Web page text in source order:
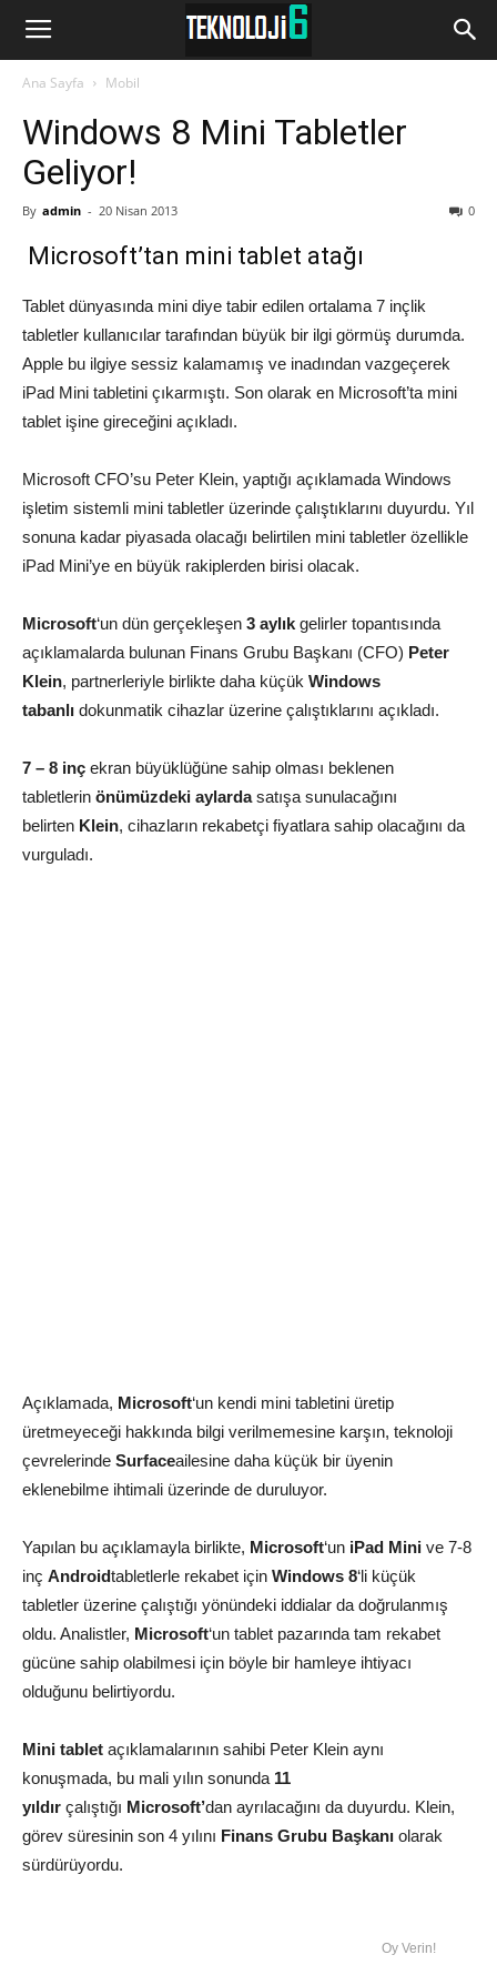
www.Teknoloji6.com
Ana Sayfa Mobil
Windows 8 Mini Tabletler
Geliyor!
By admin - 20 Nisan 2013 0
Microsoft’tan mini tablet atağı
Tablet dünyasında mini diye tabir edilen ortalama 7 inçlik
tabletler kullanıcılar tarafından büyük bir ilgi görmüş durumda.
Apple bu ilgiye sessiz kalamamış ve inadından vazgeçerek
iPad Mini tabletini çıkarmıştı. Son olarak en Microsoft’ta mini
tablet işine gireceğini açıkladı.
Microsoft CFO’su Peter Klein, yaptığı açıklamada Windows
işletim sistemli mini tabletler üzerinde çalıştıklarını duyurdu. Yıl
sonuna kadar piyasada olacağı belirtilen mini tabletler özellikle
iPad Mini’ye en büyük rakiplerden birisi olacak.
Microsoft‘un dün gerçekleşen 3 aylık gelirler topantısında
açıklamalarda bulunan Finans Grubu Başkanı (CFO) Peter
Klein, partnerleriyle birlikte daha küçük Windows
tabanlı dokunmatik cihazlar üzerine çalıştıklarını açıkladı.
7 – 8 inç ekran büyüklüğüne sahip olması beklenen
tabletlerin önümüzdeki aylardasatışa sunulacağını
belirten Klein, cihazların rekabetçi fiyatlara sahip olacağını da
vurguladı.
Açıklamada, Microsoft‘un kendi mini tabletini üretip
üretmeyeceği hakkında bilgi verilmemesine karşın, teknoloji
çevrelerinde Surfaceailesine daha küçük bir üyenin
eklenebilme ihtimali üzerinde de duruluyor.
Yapılan bu açıklamayla birlikte, Microsoft‘un iPad Mini ve 7-8
inç Androidtabletlerle rekabet için Windows 8‘li küçük
tabletler üzerine çalıştığı yönündeki iddialar da doğrulanmış
oldu. Analistler, Microsoft‘un tablet pazarında tam rekabet
gücüne sahip olabilmesi için böyle bir hamleye ihtiyacı
olduğunu belirtiyordu.
Mini tablet açıklamalarının sahibi Peter Klein aynı
konuşmada, bu mali yılın sonunda 11
yıldır çalıştığı Microsoft’dan ayrılacağını da duyurdu. Klein,
görev süresinin son 4 yılını Finans Grubu Başkanı olarak
sürdürüyordu.
Oy Verin!